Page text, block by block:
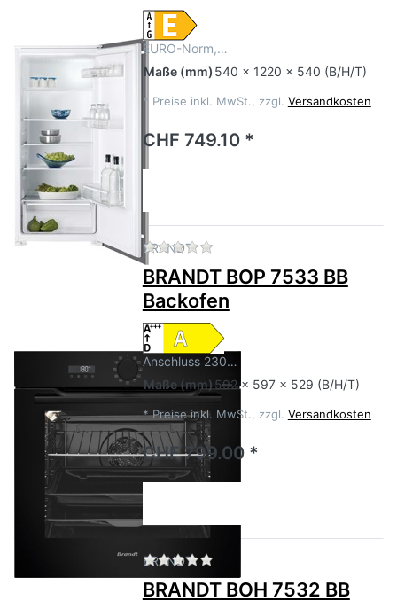
EURO-Norm,…
Maße (mm) 540 x 1220 x 540 (B/H/T)
* Preise inkl. MwSt., zzgl. Versandkosten
CHF 749.10 *
BRANDT Zu diesem Produkt liegen
BRANDT BOP 7533 BB
Backofen
Anschluss 230…
Maße(mm)592 x 597 x 529 (B/H/T)
* Preise inkl. MwSt., zzgl. Versandkosten
CHF 799.00 *
BRANDT Zu diesem Produkt liegen
BRANDT BOH 7532 BB